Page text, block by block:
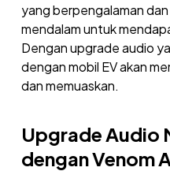
yang berpengalaman
mendalam untuk
Dengan upgrade audio
dengan mobil EV akan
dan memuaskan.
Upgrade Audio
dengan Venom